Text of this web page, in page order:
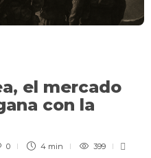
el mercado
con la
0 4 min 399